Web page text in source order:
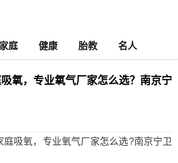
家庭 健康 胎教 名人
氧，专业氧气厂家怎么选？南京宁
吸氧，专业氧气厂家怎么选?南京宁卫